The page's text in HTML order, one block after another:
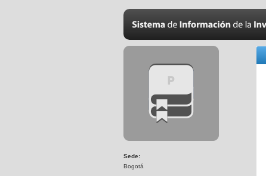
Sede:
Bogotá